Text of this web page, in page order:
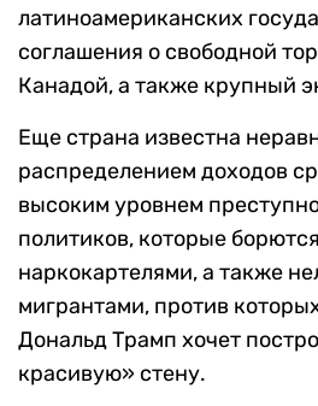
латиноамериканских
соглашения о свободной
Канадой, а также крупный
Еще страна известна
распределением доходов
высоким уровнем
политиков, которые
наркокартелями, а также
мигрантами, против
Дональд Трамп хочет
красивую» стену.